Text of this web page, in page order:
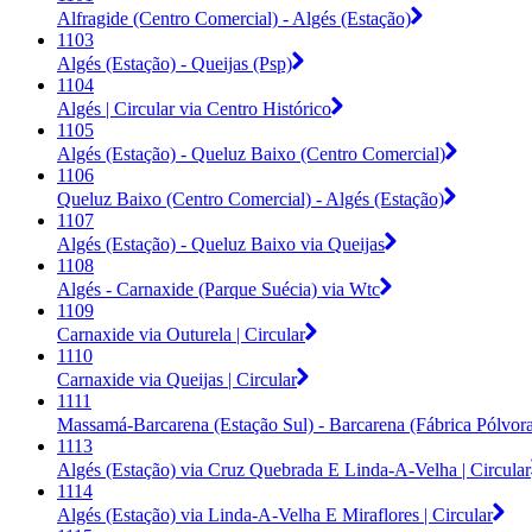
Alfragide (Centro Comercial) - Algés (Estação)
1103
Algés (Estação) - Queijas (Psp)
1104
Algés | Circular via Centro Histórico
1105
Algés (Estação) - Queluz Baixo (Centro Comercial)
1106
Queluz Baixo (Centro Comercial) - Algés (Estação)
1107
Algés (Estação) - Queluz Baixo via Queijas
1108
Algés - Carnaxide (Parque Suécia) via Wtc
1109
Carnaxide via Outurela | Circular
1110
Carnaxide via Queijas | Circular
1111
Massamá-Barcarena (Estação Sul) - Barcarena (Fábrica
1113
Algés (Estação) via Cruz Quebrada E Linda-A-Velha | Circular
1114
Algés (Estação) via Linda-A-Velha E Miraflores | Circular